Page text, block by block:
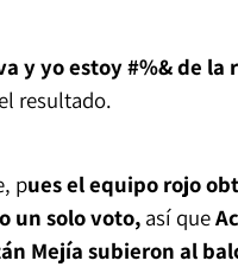
y yo estoy #%& de la
resultado.
pues el equipo rojo
un solo voto,así que
Mejía subieron al